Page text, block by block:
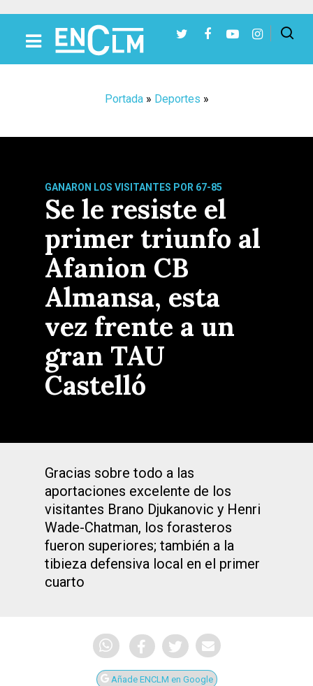
Portada» Deportes »
GANARON LOS VISITANTES POR 67-85
Se le resiste el
primer triunfo al
Afanion CB
Almansa, esta
vez frente a un
gran TAU
Castelló
Gracias sobre todo a las
aportaciones excelente de los
visitantes Brano Djukanovic y Henri
Wade-Chatman, los forasteros
fueron superiores; también a la
tibieza defensiva local en el primer
cuarto
Añade ENCLM en Google